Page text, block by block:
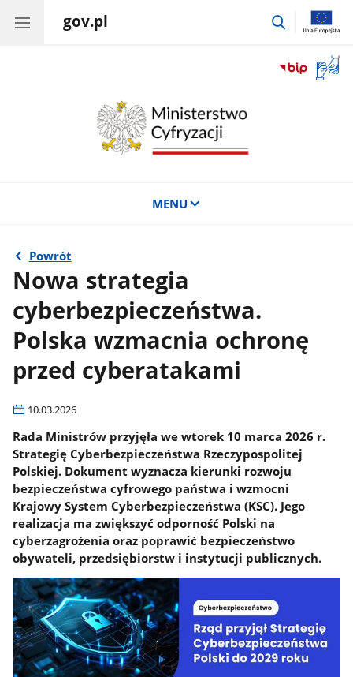
gov.pl
przejdź
okno
MENU
Powrót
Nowa strategia
cyberbezpieczeństwa.
Polska wzmacnia ochronę
przed cyberatakami
10.03.2026
Rada Ministrów przyjęła we wtorek 10 marca 2026 r.
Strategię Cyberbezpieczeństwa Rzeczypospolitej
Polskiej. Dokument wyznacza kierunki rozwoju
bezpieczeństwa cyfrowego państwa i wzmocni
Krajowy System Cyberbezpieczeństwa (KSC). Jego
realizacja ma zwiększyć odporność Polski na
cyberzagrożenia oraz poprawić bezpieczeństwo
obywateli, przedsiębiorstw i instytucji publicznych.